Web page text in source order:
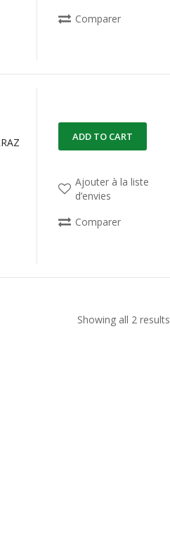
Comparer
ADD TO CART
Ajouter à la liste
d’envies
Comparer
Showing all 2 results